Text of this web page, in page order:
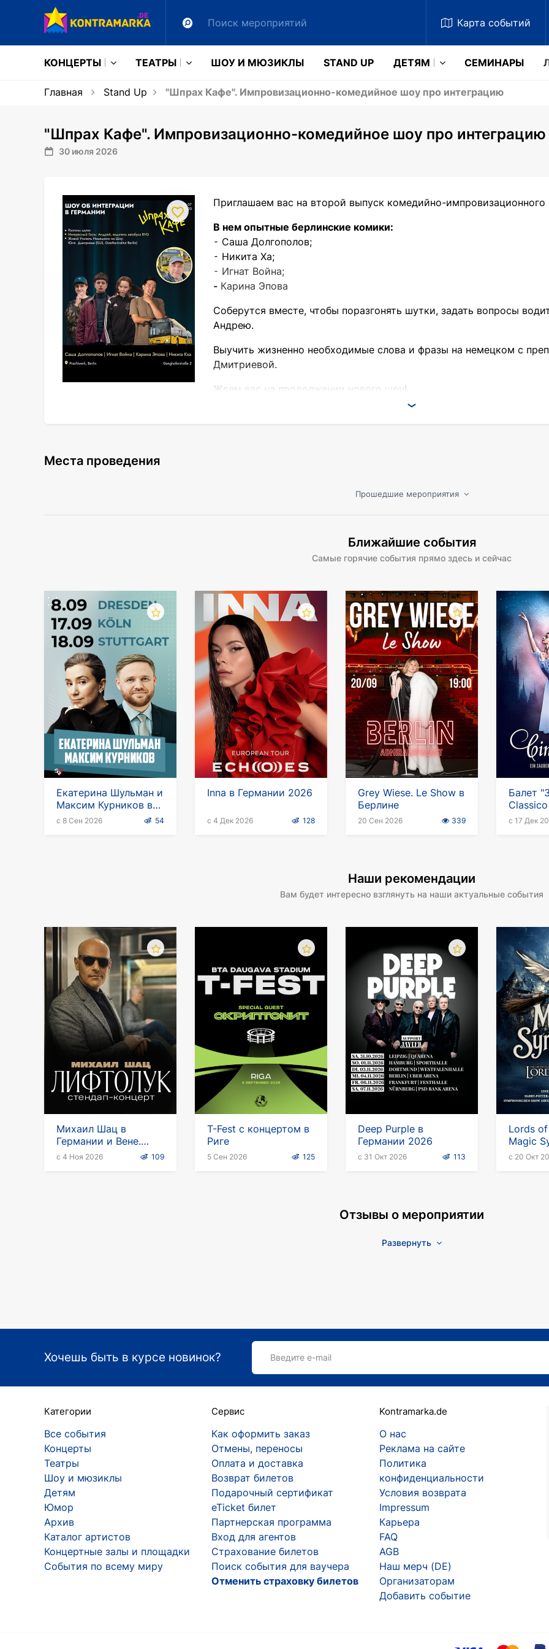
Карта событий
КОНЦЕРТЫ ТЕАТРЫ ШОУ И МЮЗИКЛЫ STAND UP ДЕТЯМ CЕМИНАРЫ
Главная Stand Up "Шпрах Кафе". Импровизационно-комедийное шоу про интеграцию
"Шпрах Кафе". Импровизационно-комедийное шоу про интеграцию
30 июля 2026
Приглашаем вас на второй выпуск комедийно-
В нем опытные берлинские комики:
⁃ Саша Долгополов;
⁃ Никита Ха;
⁃ Игнат Война;
- Карина Эпова
Соберутся вместе, чтобы поразгонять шутки, задать вопросы
Андрею.
Выучить жизненно необходимые слова и фразы на немецком с
Дмитриевой.
Ждем вас на продолжении нового шоу!
Места проведения
Прошедшие мероприятия
Ближайшие события
Самые горячие события прямо здесь и сейчас
Екатерина Шульман и
Максим Курников в
Германии
с 8 Сен 2026 54
Inna в Германии 2026
с 4 Дек 2026 128
Grey Wiese. Le Show в
Берлине
20 Сен 2026 339
Балет
2026-
с 17 Дек
Наши рекомендации
Вам будет интересно взглянуть на наши актуальные события
Михаил Шац в
Германии и Вене.
Стендап-тур
с 4 Ноя 2026 109
T-Fest с концертом в
Риге
5 Сен 2026 125
Deep Purple в
Германии 2026
с 31 Окт 2026 113
Lords
Magic
с 20 Окт
Отзывы о мероприятии
Развернуть
Хочешь быть в курсе новинок? Введите e-mail
Категории
Все события
Концерты
Театры
Шоу и мюзиклы
Детям
Юмор
Архив
Каталог артистов
Концертные залы и площадки
События по всему миру
Сервис
Как оформить заказ
Отмены, переносы
Оплата и доставка
Возврат билетов
Подарочный сертификат
eTicket билет
Партнерская программа
Вход для агентов
Страхование билетов
Поиск события для ваучера
Отменить страховку билетов
Kontramarka.de
О нас
Реклама на сайте
Политика
конфиденциальности
Условия возврата
Impressum
Карьера
FAQ
AGB
Наш мерч (DE)
Организаторам
Добавить событие